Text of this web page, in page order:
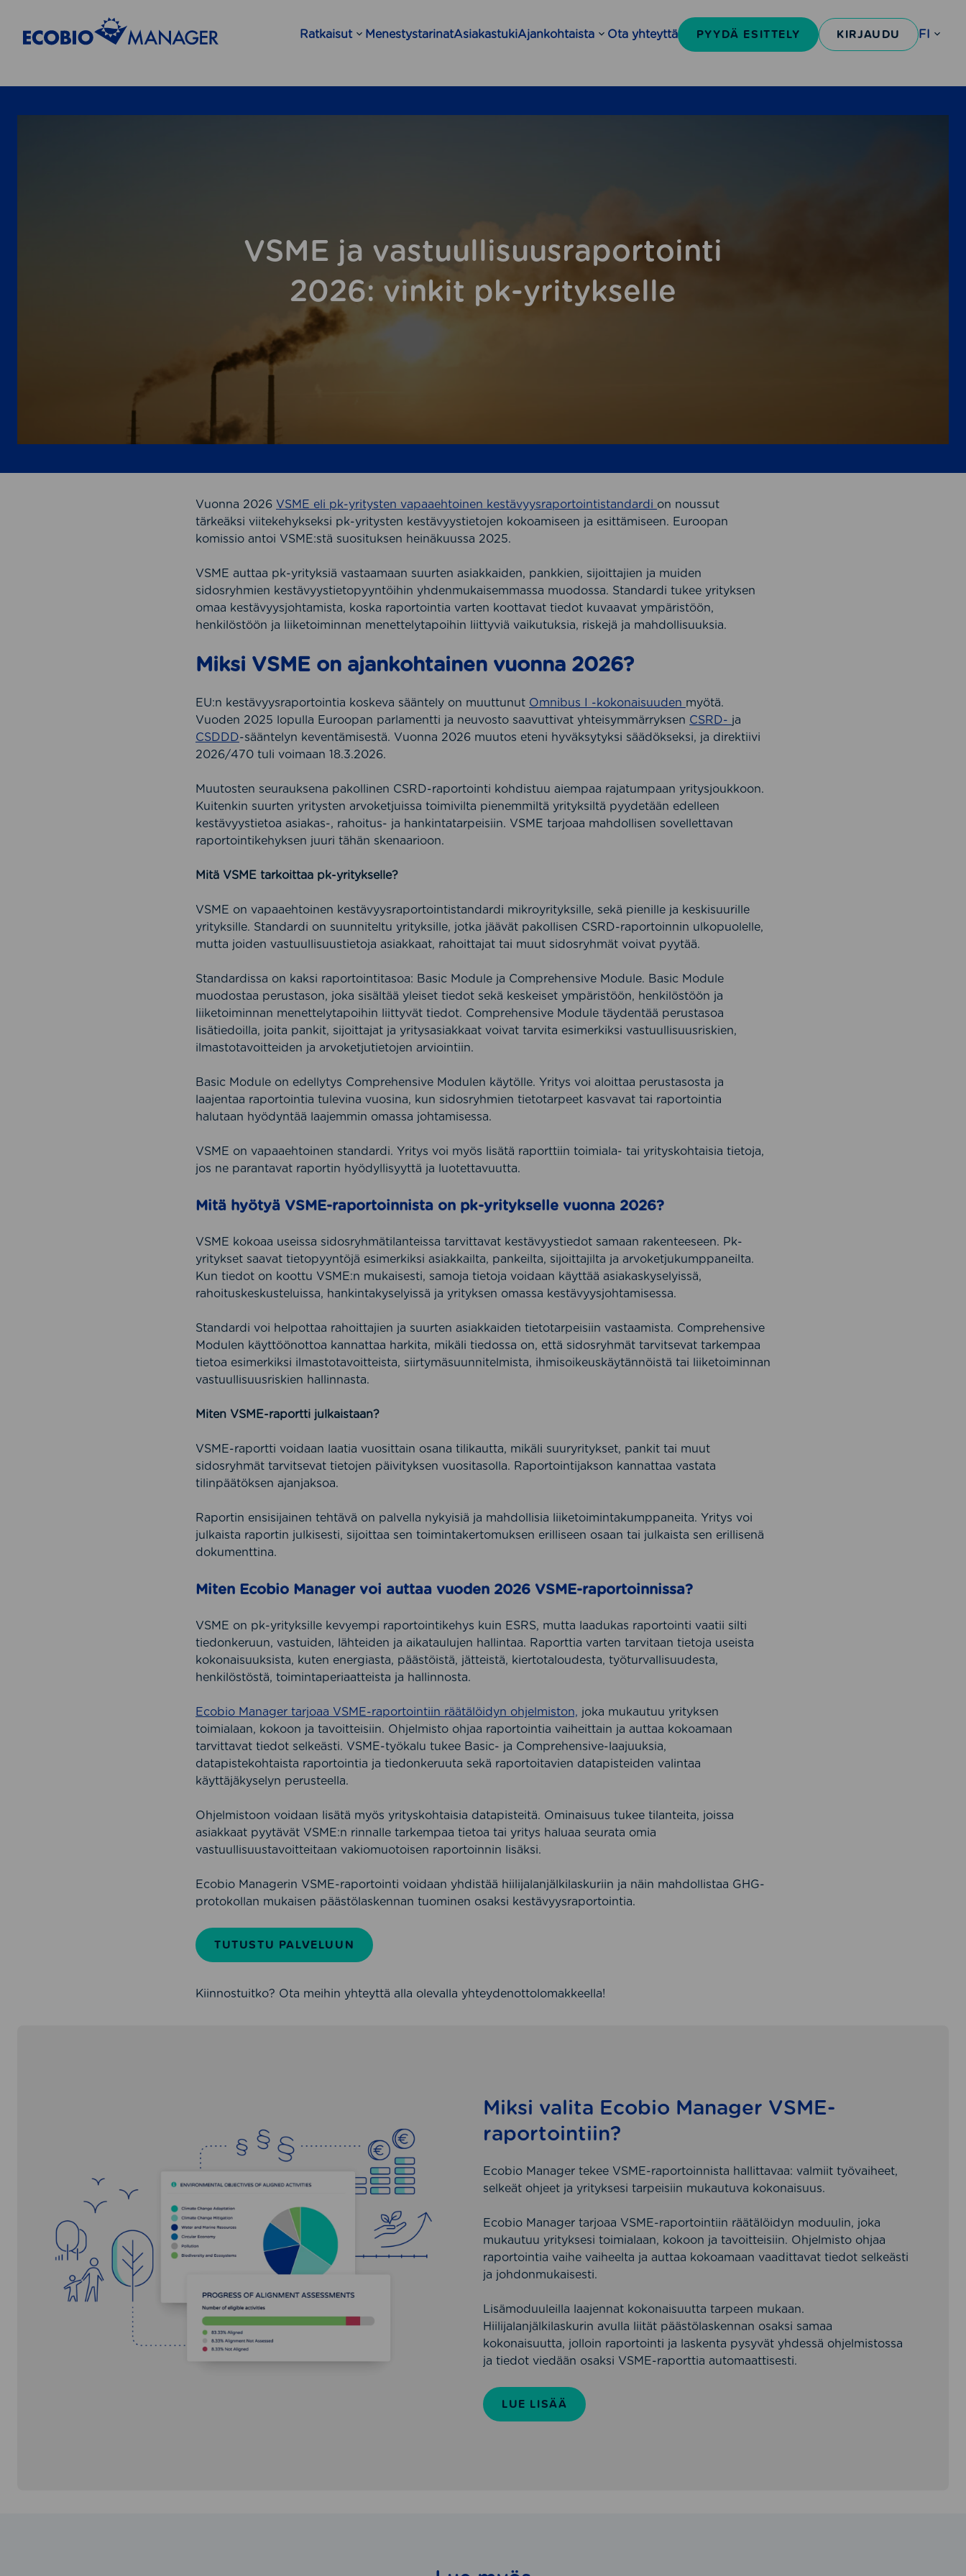
Ratkaisut
MenestystarinatAsiakastukiAjankohtaista
Ota yhteyttä PYYDÄ ESITTELY KIRJAUDU
FI
VSME ja vastuullisuusraportointi
2026: vinkit pk-yritykselle
Vuonna 2026 VSME eli pk-yritysten vapaaehtoinen kestävyysraportointistandardi on noussut
tärkeäksi viitekehykseksi pk-yritysten kestävyystietojen kokoamiseen ja esittämiseen. Euroopan
komissio antoi VSME:stä suosituksen heinäkuussa 2025.
VSME auttaa pk-yrityksiä vastaamaan suurten asiakkaiden, pankkien, sijoittajien ja muiden
sidosryhmien kestävyystietopyyntöihin yhdenmukaisemmassa muodossa. Standardi tukee yrityksen
omaa kestävyysjohtamista, koska raportointia varten koottavat tiedot kuvaavat ympäristöön,
henkilöstöön ja liiketoiminnan menettelytapoihin liittyviä vaikutuksia, riskejä ja mahdollisuuksia.
Miksi VSME on ajankohtainen vuonna 2026?
EU:n kestävyysraportointia koskeva sääntely on muuttunut Omnibus I -kokonaisuuden myötä.
Vuoden 2025 lopulla Euroopan parlamentti ja neuvosto saavuttivat yhteisymmärryksen CSRD- ja
CSDDD-sääntelyn keventämisestä. Vuonna 2026 muutos eteni hyväksytyksi säädökseksi, ja direktiivi
2026/470 tuli voimaan 18.3.2026.
Muutosten seurauksena pakollinen CSRD-raportointi kohdistuu aiempaa rajatumpaan yritysjoukkoon.
Kuitenkin suurten yritysten arvoketjuissa toimivilta pienemmiltä yrityksiltä pyydetään edelleen
kestävyystietoa asiakas-, rahoitus- ja hankintatarpeisiin. VSME tarjoaa mahdollisen sovellettavan
raportointikehyksen juuri tähän skenaarioon.
Mitä VSME tarkoittaa pk-yritykselle?
VSME on vapaaehtoinen kestävyysraportointistandardi mikroyrityksille, sekä pienille ja keskisuurille
yrityksille. Standardi on suunniteltu yrityksille, jotka jäävät pakollisen CSRD-raportoinnin ulkopuolelle,
mutta joiden vastuullisuustietoja asiakkaat, rahoittajat tai muut sidosryhmät voivat pyytää.
Standardissa on kaksi raportointitasoa: Basic Module ja Comprehensive Module. Basic Module
muodostaa perustason, joka sisältää yleiset tiedot sekä keskeiset ympäristöön, henkilöstöön ja
liiketoiminnan menettelytapoihin liittyvät tiedot. Comprehensive Module täydentää perustasoa
lisätiedoilla, joita pankit, sijoittajat ja yritysasiakkaat voivat tarvita esimerkiksi vastuullisuusriskien,
ilmastotavoitteiden ja arvoketjutietojen arviointiin.
Basic Module on edellytys Comprehensive Modulen käytölle. Yritys voi aloittaa perustasosta ja
laajentaa raportointia tulevina vuosina, kun sidosryhmien tietotarpeet kasvavat tai raportointia
halutaan hyödyntää laajemmin omassa johtamisessa.
VSME on vapaaehtoinen standardi. Yritys voi myös lisätä raporttiin toimiala- tai yrityskohtaisia tietoja,
jos ne parantavat raportin hyödyllisyyttä ja luotettavuutta.
Mitä hyötyä VSME-raportoinnista on pk-yritykselle vuonna 2026?
VSME kokoaa useissa sidosryhmätilanteissa tarvittavat kestävyystiedot samaan rakenteeseen. Pk-
yritykset saavat tietopyyntöjä esimerkiksi asiakkailta, pankeilta, sijoittajilta ja arvoketjukumppaneilta.
Kun tiedot on koottu VSME:n mukaisesti, samoja tietoja voidaan käyttää asiakaskyselyissä,
rahoituskeskusteluissa, hankintakyselyissä ja yrityksen omassa kestävyysjohtamisessa.
Standardi voi helpottaa rahoittajien ja suurten asiakkaiden tietotarpeisiin vastaamista. Comprehensive
Modulen käyttöönottoa kannattaa harkita, mikäli tiedossa on, että sidosryhmät tarvitsevat tarkempaa
tietoa esimerkiksi ilmastotavoitteista, siirtymäsuunnitelmista, ihmisoikeuskäytännöistä tai liiketoiminnan
vastuullisuusriskien hallinnasta.
Miten VSME-raportti julkaistaan?
VSME-raportti voidaan laatia vuosittain osana tilikautta, mikäli suuryritykset, pankit tai muut
sidosryhmät tarvitsevat tietojen päivityksen vuositasolla. Raportointijakson kannattaa vastata
tilinpäätöksen ajanjaksoa.
Raportin ensisijainen tehtävä on palvella nykyisiä ja mahdollisia liiketoimintakumppaneita. Yritys voi
julkaista raportin julkisesti, sijoittaa sen toimintakertomuksen erilliseen osaan tai julkaista sen erillisenä
dokumenttina.
Miten Ecobio Manager voi auttaa vuoden 2026 VSME-raportoinnissa?
VSME on pk-yrityksille kevyempi raportointikehys kuin ESRS, mutta laadukas raportointi vaatii silti
tiedonkeruun, vastuiden, lähteiden ja aikataulujen hallintaa. Raporttia varten tarvitaan tietoja useista
kokonaisuuksista, kuten energiasta, päästöistä, jätteistä, kiertotaloudesta, työturvallisuudesta,
henkilöstöstä, toimintaperiaatteista ja hallinnosta.
Ecobio Manager tarjoaa VSME-raportointiin räätälöidyn ohjelmiston, joka mukautuu yrityksen
toimialaan, kokoon ja tavoitteisiin. Ohjelmisto ohjaa raportointia vaiheittain ja auttaa kokoamaan
tarvittavat tiedot selkeästi. VSME-työkalu tukee Basic- ja Comprehensive-laajuuksia,
datapistekohtaista raportointia ja tiedonkeruuta sekä raportoitavien datapisteiden valintaa
käyttäjäkyselyn perusteella.
Ohjelmistoon voidaan lisätä myös yrityskohtaisia datapisteitä. Ominaisuus tukee tilanteita, joissa
asiakkaat pyytävät VSME:n rinnalle tarkempaa tietoa tai yritys haluaa seurata omia
vastuullisuustavoitteitaan vakiomuotoisen raportoinnin lisäksi.
Ecobio Managerin VSME-raportointi voidaan yhdistää hiilijalanjälkilaskuriin ja näin mahdollistaa GHG-
protokollan mukaisen päästölaskennan tuominen osaksi kestävyysraportointia.
TUTUSTU PALVELUUN
Kiinnostuitko? Ota meihin yhteyttä alla olevalla yhteydenottolomakkeella!
Miksi valita Ecobio Manager VSME-
raportointiin?
Ecobio Manager tekee VSME-raportoinnista hallittavaa: valmiit työvaiheet,
selkeät ohjeet ja yrityksesi tarpeisiin mukautuva kokonaisuus.
Ecobio Manager tarjoaa VSME-raportointiin räätälöidyn moduulin, joka
mukautuu yrityksesi toimialaan, kokoon ja tavoitteisiin. Ohjelmisto ohjaa
raportointia vaihe vaiheelta ja auttaa kokoamaan vaadittavat tiedot selkeästi
ja johdonmukaisesti.
Lisämoduuleilla laajennat kokonaisuutta tarpeen mukaan.
Hiilijalanjälkilaskurin avulla liität päästölaskennan osaksi samaa
kokonaisuutta, jolloin raportointi ja laskenta pysyvät yhdessä ohjelmistossa
ja tiedot viedään osaksi VSME-raporttia automaattisesti.
LUE LISÄÄ